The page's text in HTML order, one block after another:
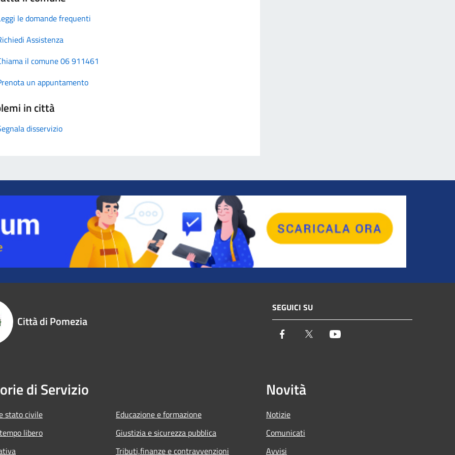
le domande frequenti
Assistenza
il comune 06 911461
un appuntamento
in città
disservizio
Città di Pomezia
SEGUICI SU
Facebook Twitter
di Servizio
stato civile
libero
Educazione e formazione
Giustizia e sicurezza pubblica
Tributi,finanze e contravvenzioni
Novità
Notizie
Comunicati
Avvisi